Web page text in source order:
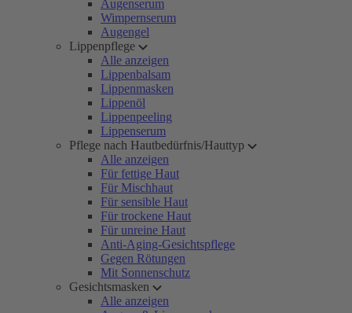
Augenserum
Wimpernserum
Augengel
Lippenpflege
Alle anzeigen
Lippenbalsam
Lippenmasken
Lippenöl
Lippenpeeling
Lippenserum
Pflege nach Hautbedürfnis/Hauttyp
Alle anzeigen
Für fettige Haut
Für Mischhaut
Für sensible Haut
Für trockene Haut
Für unreine Haut
Anti-Aging-Gesichtspflege
Gegen Rötungen
Mit Sonnenschutz
Gesichtsmasken
Alle anzeigen